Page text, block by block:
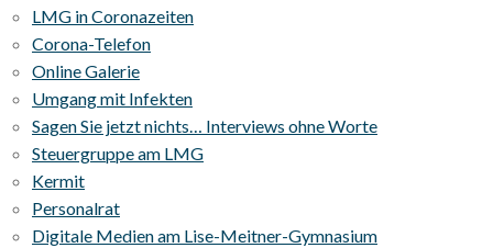
LMG in Coronazeiten
Corona-Telefon
Online Galerie
Umgang mit Infekten
Sagen Sie jetzt nichts… Interviews ohne Worte
Steuergruppe am LMG
Kermit
Personalrat
Digitale Medien am Lise-Meitner-Gymnasium